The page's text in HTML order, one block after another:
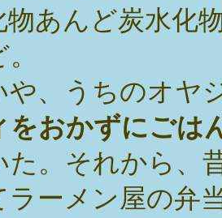
物あんど炭水化
や、うちのオヤ
をおかずにごは
た。それから、
ラーメン屋の弁